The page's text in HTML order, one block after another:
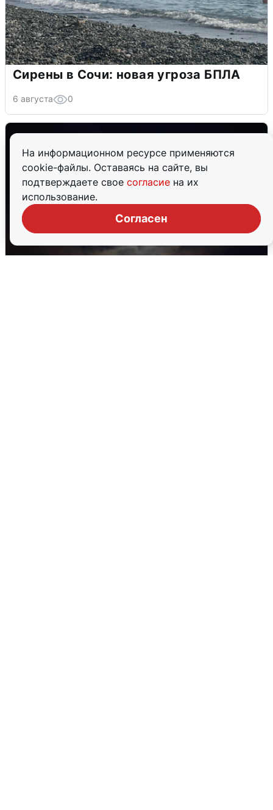
На информационном ресурсе применяются
cookie-файлы. Оставаясь на сайте, вы
подтверждаете свое согласие на их
использование.
Согласен
Сирены в Сочи: новая угроза БПЛА
6 августа 0